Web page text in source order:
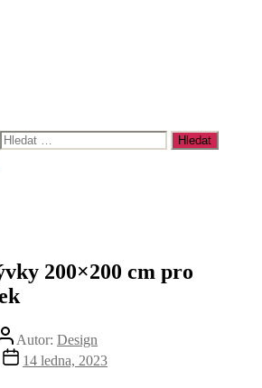
200×200 cm pro
Autor: Design
14 ledna, 2023